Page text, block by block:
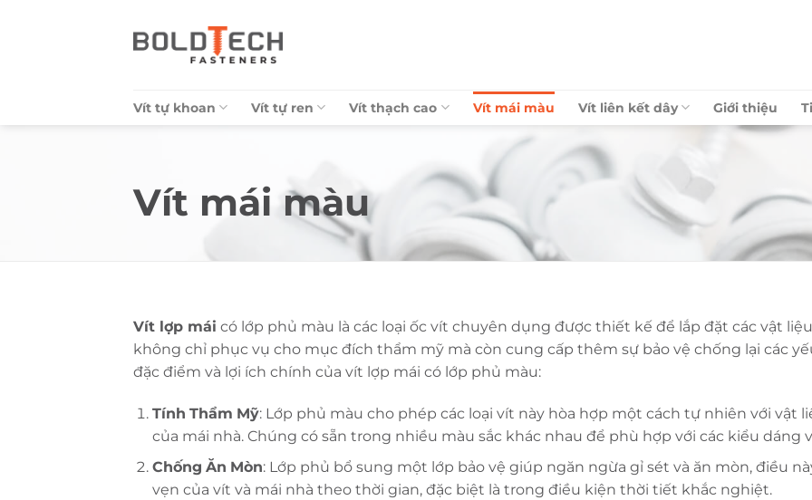
Vít tự khoan Vít tự ren Vít thạch cao Vít mái màu Vít liên kết dây Giới thiệu
Vít mái màu
Vít lợp mái có lớp phủ màu là các loại ốc vít chuyên dụng được thiết kế để lắp đặt các vật
không chỉ phục vụ cho mục đích thẩm mỹ mà còn cung cấp thêm sự bảo vệ chống lại các
đặc điểm và lợi ích chính của vít lợp mái có lớp phủ màu:
Tính Thẩm Mỹ: Lớp phủ màu cho phép các loại vít này hòa hợp một cách tự nhiên với vật
của mái nhà. Chúng có sẵn trong nhiều màu sắc khác nhau để phù hợp với các kiểu dáng
Chống Ăn Mòn: Lớp phủ bổ sung một lớp bảo vệ giúp ngăn ngừa gỉ sét và ăn mòn, điều
vẹn của vít và mái nhà theo thời gian, đặc biệt là trong điều kiện thời tiết khắc nghiệt.